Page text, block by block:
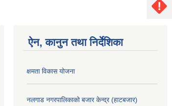
ऐन, कानुन तथा निर्देशिका
क्षमता विकास योजना
नलगाड नगरपालिकाको बजार केन्द्र (हाटबजार)